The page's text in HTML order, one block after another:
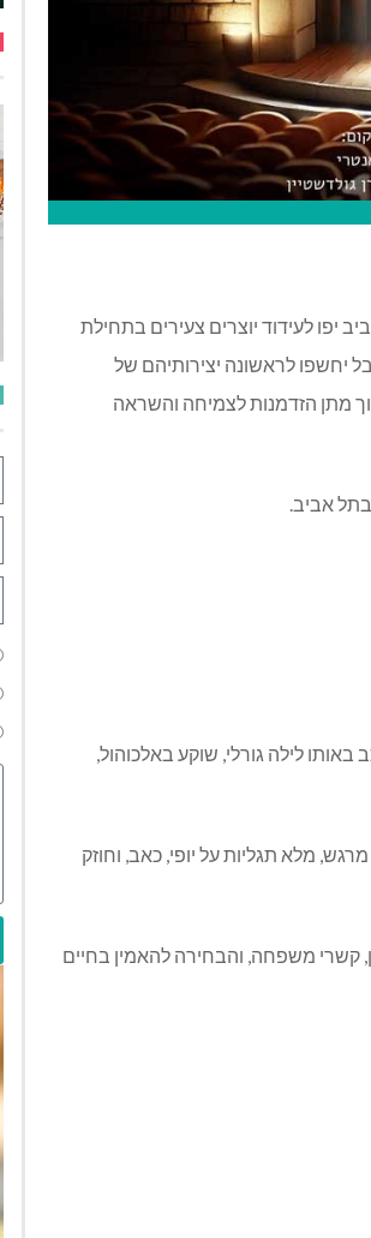
יפו לעידוד יוצרים צעירים בתחילת
יחשפו לראשונה יצירותיהם של
מתן הזדמנות לצמיחה והשראה
באותו לילה גורלי, שוקע באלכוהול,
מלא תגליות על יופי, כאב, וחוזק
קשרי משפחה, והבחירה להאמין בחיים